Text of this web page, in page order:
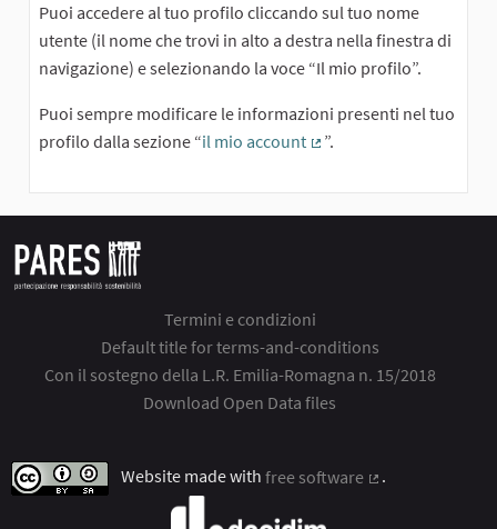
Puoi accedere al tuo profilo cliccando sul tuo nome
utente (il nome che trovi in alto a destra nella finestra di
navigazione) e selezionando la voce “Il mio profilo”.
Puoi sempre modificare le informazioni presenti nel tuo
profilo dalla sezione “il mio account
”.
Termini e condizioni
Default title for terms-and-conditions
Con il sostegno della L.R. Emilia-Romagna n. 15/2018
Download Open Data files
Website made with free software
.